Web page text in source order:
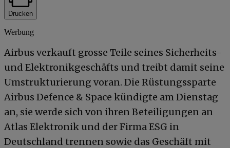
Drucken
Werbung
Airbus verkauft grosse Teile seines Sicherheits-
und Elektronikgeschäfts und treibt damit seine
Umstrukturierung voran. Die Rüstungssparte
Airbus Defence & Space kündigte am Dienstag
an, sie werde sich von ihren Beteiligungen an
Atlas Elektronik und der Firma ESG in
Deutschland trennen sowie das Geschäft mit